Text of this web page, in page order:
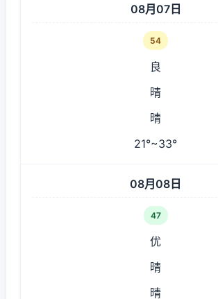
08月07日
54
良
晴
晴
21°~33°
08月08日
47
优
晴
晴